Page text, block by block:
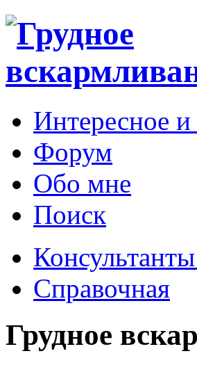
Интересное
Форум
Обо мне
Поиск
Справочная
Грудное